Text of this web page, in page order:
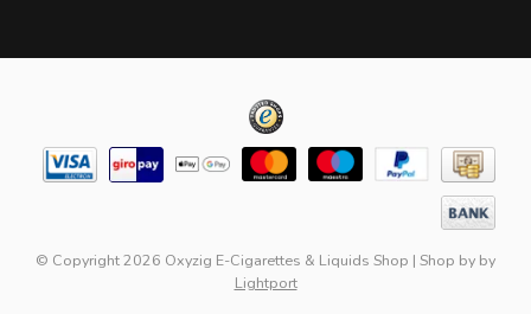
© Copyright 2026 Oxyzig E-Cigarettes & Liquids Shop | Shop by by
Lightport